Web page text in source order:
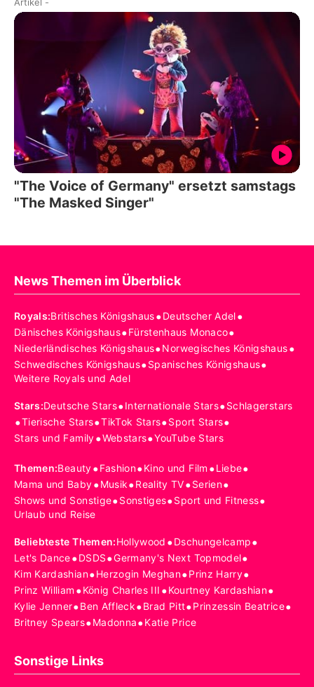
Artikel -
"The Voice of Germany" ersetzt samstags
"The Masked Singer"
News Themen im Überblick
Royals:Britisches Königshaus•Deutscher Adel•
Dänisches Königshaus•Fürstenhaus Monaco•
Niederländisches Königshaus•Norwegisches Königshaus•
Schwedisches Königshaus•Spanisches Königshaus•
Weitere Royals und Adel
Stars:Deutsche Stars•Internationale Stars•Schlagerstars
•Tierische Stars•TikTok Stars•Sport Stars•
Stars und Family•Webstars•YouTube Stars
Themen:Beauty•Fashion•Kino und Film •Liebe•
Mama und Baby•Musik•Reality TV•Serien•
Shows und Sonstige•Sonstiges•Sport und Fitness•
Urlaub und Reise
Beliebteste Themen:Hollywood •Dschungelcamp•
Let's Dance•DSDS•Germany's Next Topmodel•
Kim Kardashian•Herzogin Meghan•Prinz Harry•
Prinz William •König Charles III •Kourtney Kardashian•
Kylie Jenner•Ben Affleck•Brad Pitt•Prinzessin Beatrice•
Britney Spears•Madonna•Katie Price
Sonstige Links